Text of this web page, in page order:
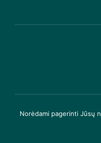
Norėdami pagerinti Jūsų